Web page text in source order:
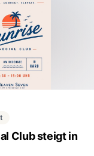
Club steigt in